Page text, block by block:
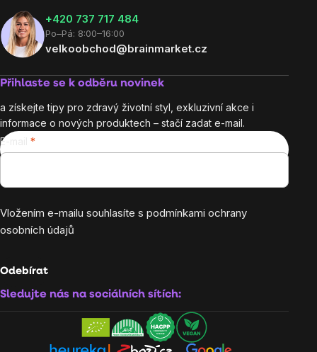
+420 737 717 484
Po–Pá: 8:00–16:00
velkoobchod@brainmarket.cz
Přihlaste se k odběru novinek
a získejte tipy pro zdravý životní styl, exkluzivní akce i
informace o nových produktech – stačí zadat e-mail.
E-mail
Vložením e-mailu souhlasíte s podmínkami ochrany
osobních údajů
Odebírat
Sledujte nás na sociálních sítích: